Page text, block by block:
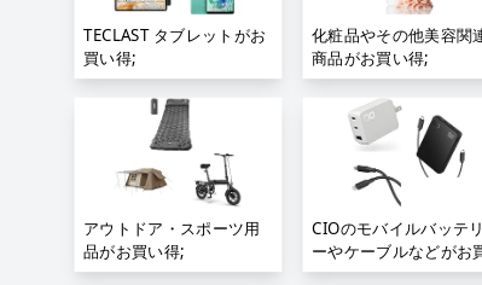
TECLAST タブレットがお
買い得;
化粧品やその他美容関
商品がお買い得;
アウトドア・スポーツ用
品がお買い得;
CIOのモバイルバッテリ
ーやケーブルなどがお
い得;